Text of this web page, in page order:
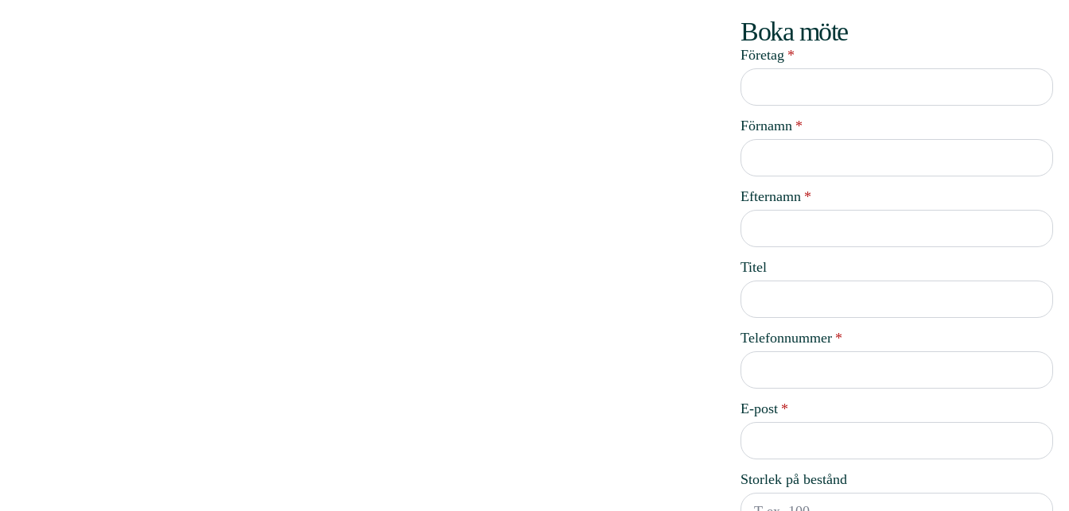
Boka möte
Företag *
Förnamn *
Efternamn *
Titel
Telefonnummer *
E-post *
Storlek på bestånd
Antalet besökare/bostadsrättsföreningar som kan besöka Styrelsemässan är begränsat, därför är det bra att anmäla er förening i god tid.
Styrelsemässan är den självklara mötesplatsen för leverantörer och bostadsrättsföreningar. Din bostadsrättsförenings behov av olika varor
och tjänster är samlade på ett ställe. Den personliga kontakten är viktig. Ni får ett ansikte och en person bakom företagslogotypen.